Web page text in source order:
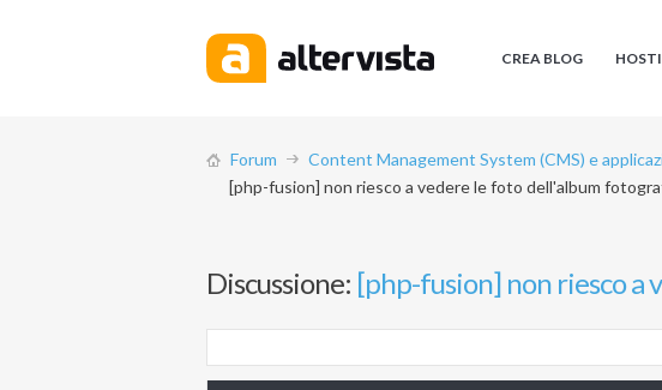
CREA BLOG
Forum Content Management System (CMS) e
[php-fusion] non riesco a vedere le foto dell'album
Discussione: [php-fusion] non riesco a